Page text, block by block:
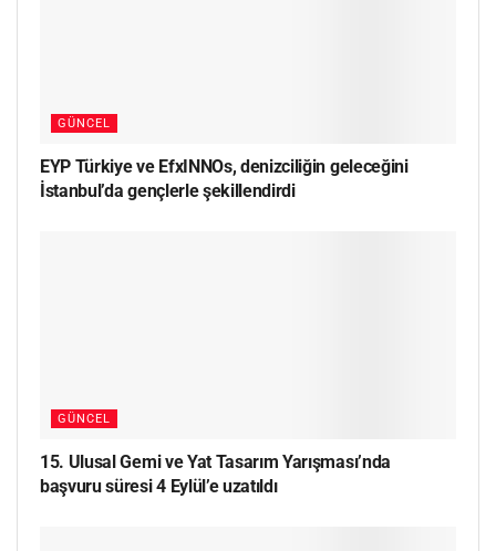
GÜNCEL
EYP Türkiye ve EfxINNOs, denizciliğin geleceğini
İstanbul’da gençlerle şekillendirdi
GÜNCEL
15. Ulusal Gemi ve Yat Tasarım Yarışması’nda
başvuru süresi 4 Eylül’e uzatıldı